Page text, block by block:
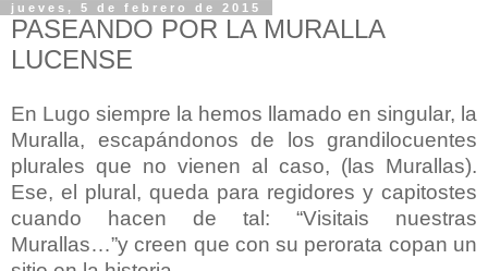
jueves, 5 de febrero de 2015
PASEANDO POR LA MURALLA
LUCENSE
En Lugo siempre la hemos llamado en singular, la
Muralla, escapándonos de los grandilocuentes
plurales que no vienen al caso, (las Murallas).
Ese, el plural, queda para regidores y capitostes
cuando hacen de tal: “Visitais nuestras
Murallas…”y creen que con su perorata copan un